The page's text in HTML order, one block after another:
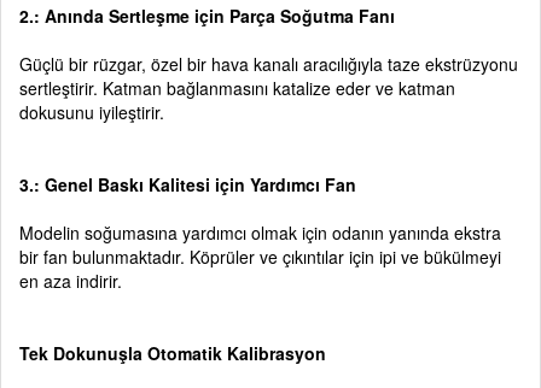
2.: Anında Sertleşme için Parça Soğutma Fanı
Güçlü bir rüzgar, özel bir hava kanalı aracılığıyla taze ekstrüzyonu
sertleştirir. Katman bağlanmasını katalize eder ve katman
dokusunu iyileştirir.
3.: Genel Baskı Kalitesi için Yardımcı Fan
Modelin soğumasına yardımcı olmak için odanın yanında ekstra
bir fan bulunmaktadır. Köprüler ve çıkıntılar için ipi ve bükülmeyi
en aza indirir.
Tek Dokunuşla Otomatik Kalibrasyon